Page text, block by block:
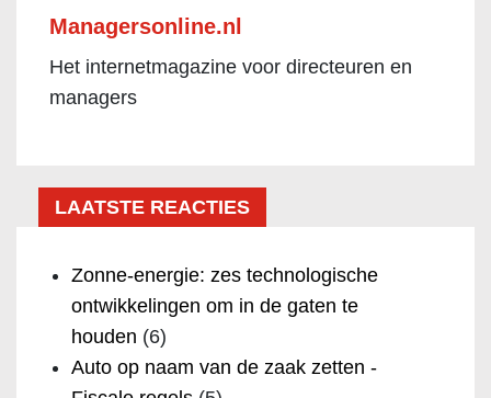
Managersonline.nl
Het internetmagazine voor directeuren en
managers
LAATSTE REACTIES
Zonne-energie: zes technologische
ontwikkelingen om in de gaten te
houden (6)
Auto op naam van de zaak zetten -